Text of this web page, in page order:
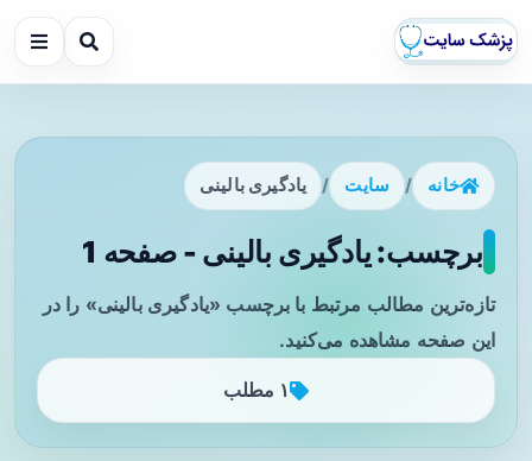
خانه / سایت / یادگیری بالینی
برچسب: یادگیری بالینی - صفحه 1
تازه‌ترین مطالب مرتبط با برچسب «یادگیری بالینی» را در
این صفحه مشاهده می‌کنید.
۱ مطلب